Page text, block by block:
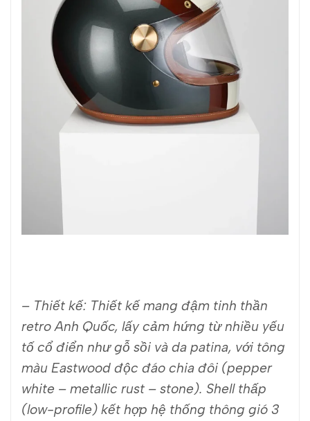
– Thiết kế: Thiết kế mang đậm tinh thần
retro Anh Quốc, lấy cảm hứng từ nhiều yếu
tố cổ điển như gỗ sồi và da patina, với tông
màu Eastwood độc đáo chia đôi (pepper
white – metallic rust – stone). Shell thấp
(low-profile) kết hợp hệ thống thông gió 3